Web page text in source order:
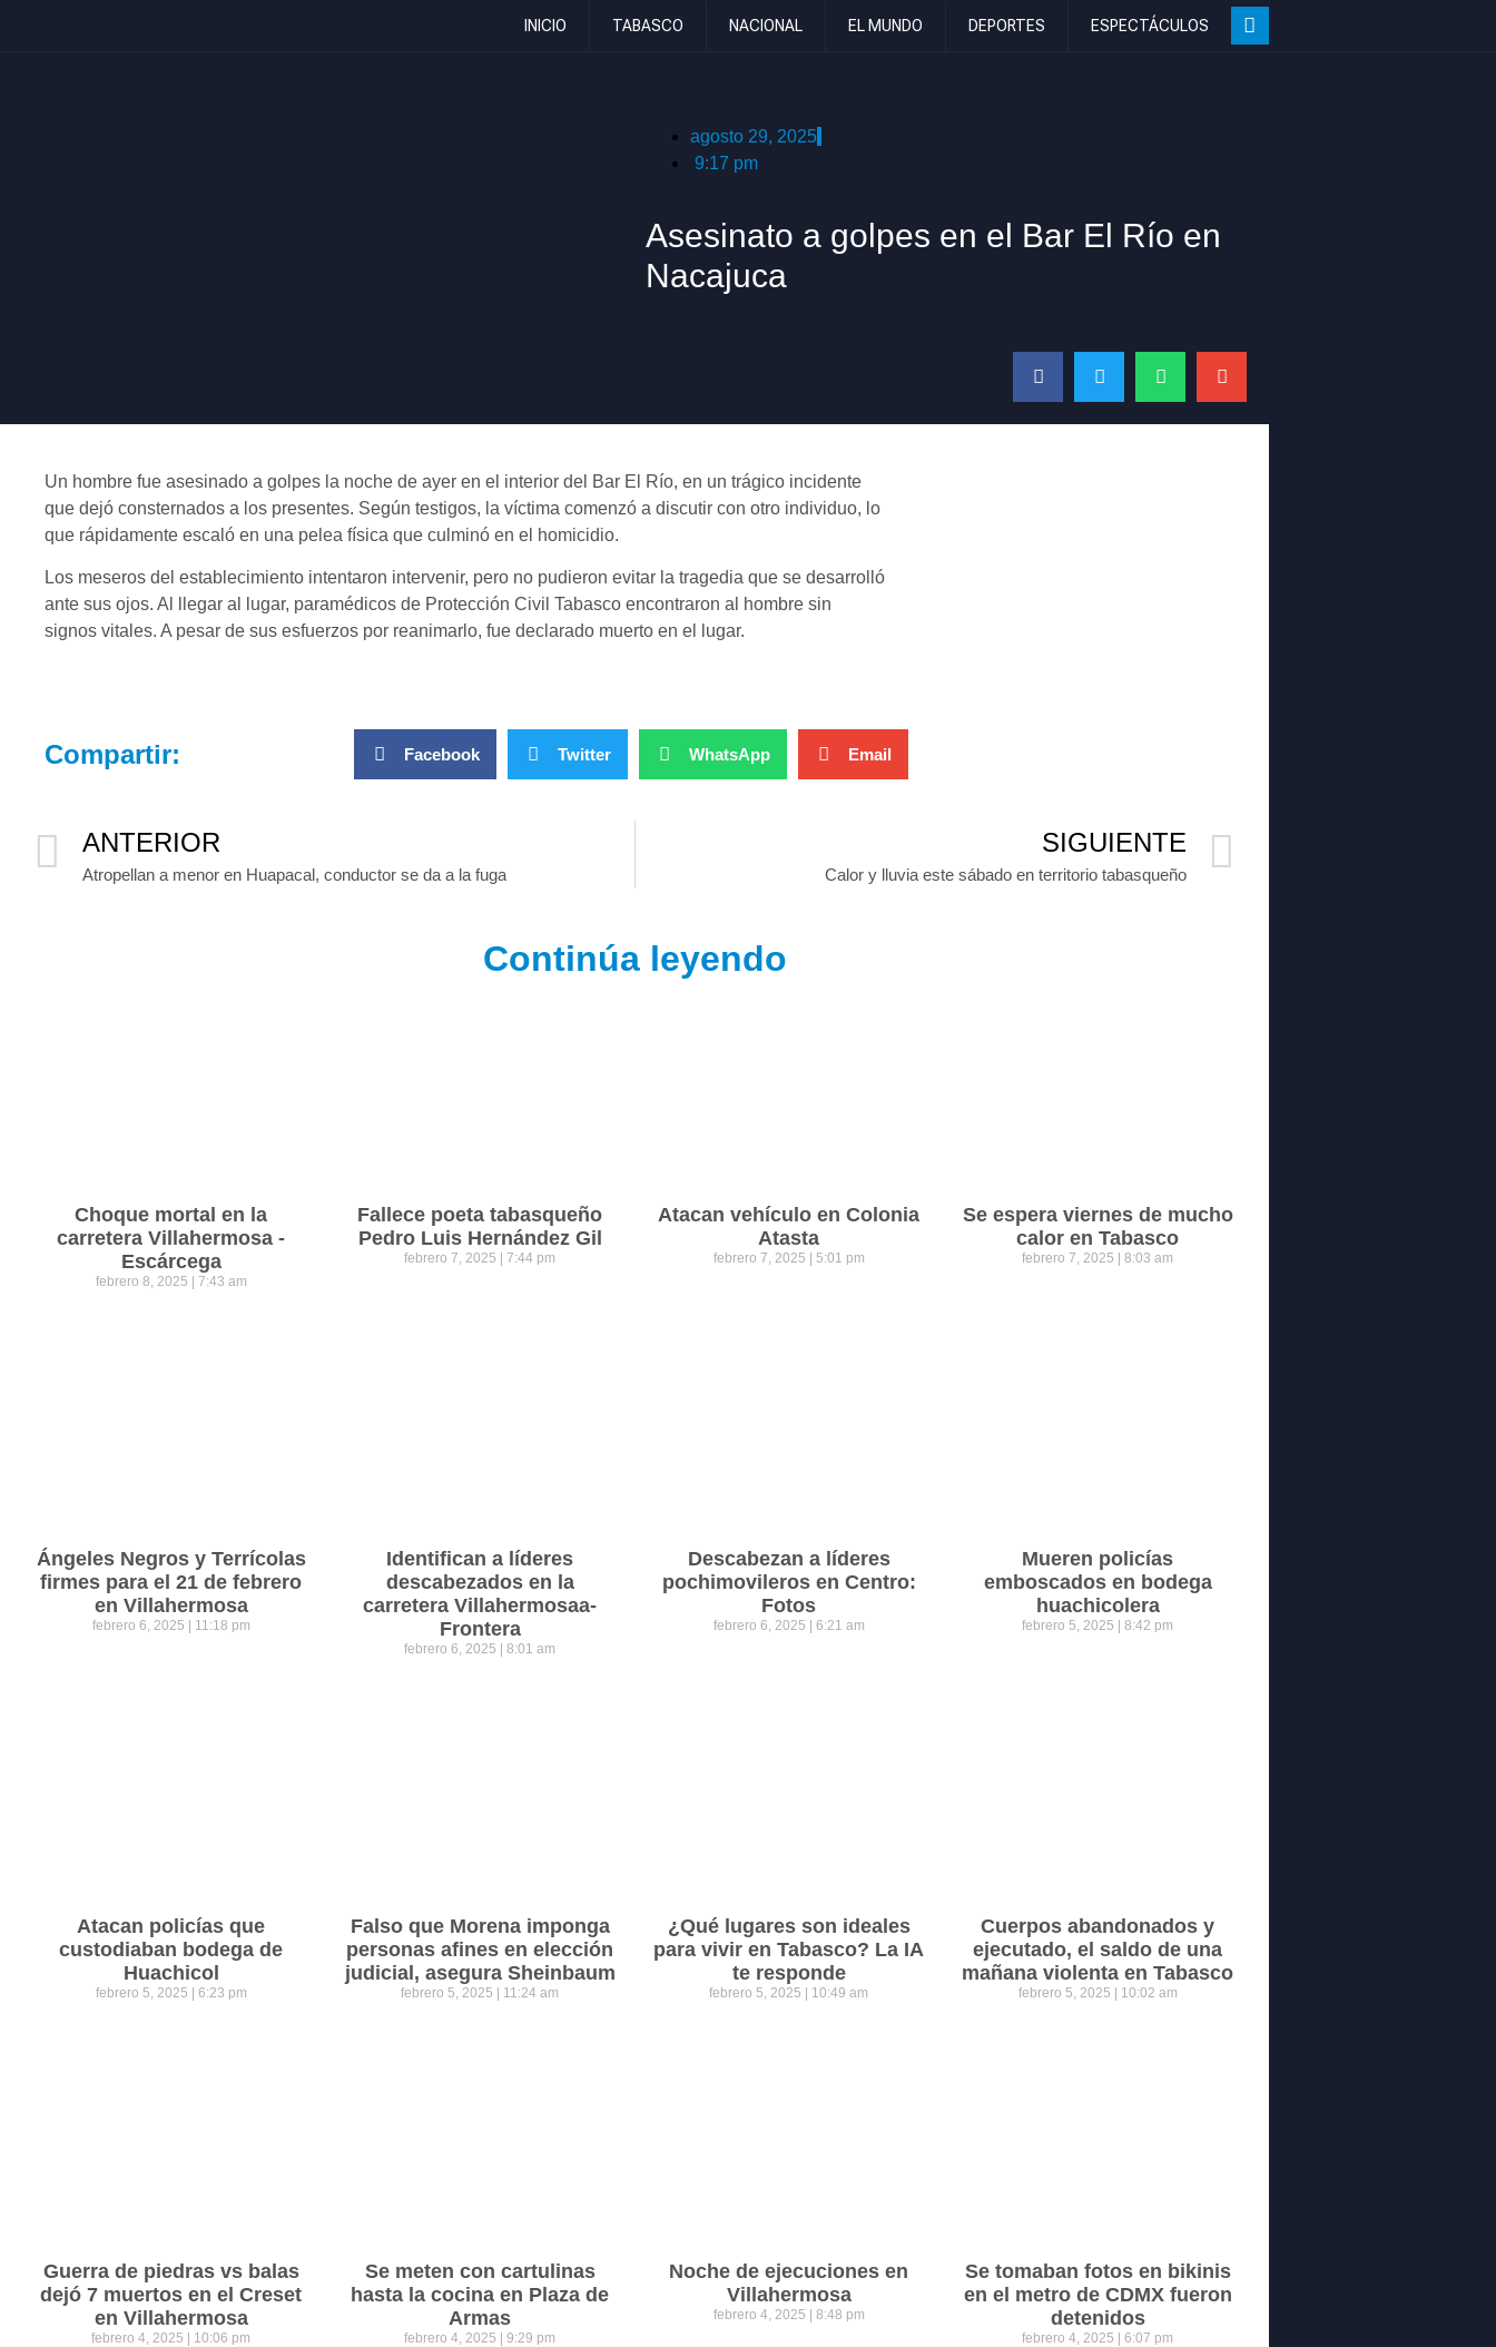
INICIO TABASCO NACIONAL EL MUNDO DEPORTES ESPECTÁCULOS
agosto 29, 2025
9:17 pm
Asesinato a golpes en el Bar El Río en
Nacajuca
Un hombre fue asesinado a golpes la noche de ayer en el interior del Bar El Río, en un trágico incidente
que dejó consternados a los presentes. Según testigos, la víctima comenzó a discutir con otro individuo, lo
que rápidamente escaló en una pelea física que culminó en el homicidio.
Los meseros del establecimiento intentaron intervenir, pero no pudieron evitar la tragedia que se desarrolló
ante sus ojos. Al llegar al lugar, paramédicos de Protección Civil Tabasco encontraron al hombre sin
signos vitales. A pesar de sus esfuerzos por reanimarlo, fue declarado muerto en el lugar.
Compartir: Facebook Twitter WhatsApp Email
ANTERIOR
Atropellan a menor en Huapacal, conductor se da a la fuga
SIGUIENTE
Calor y lluvia este sábado en territorio tabasqueño
Continúa leyendo
Choque mortal en la
carretera Villahermosa -
Escárcega
febrero 8, 2025 7:43 am
Fallece poeta tabasqueño
Pedro Luis Hernández Gil
febrero 7, 2025 7:44 pm
Atacan vehículo en Colonia
Atasta
febrero 7, 2025 5:01 pm
Se espera viernes de mucho
calor en Tabasco
febrero 7, 2025 8:03 am
Ángeles Negros y Terrícolas
firmes para el 21 de febrero
en Villahermosa
febrero 6, 2025 11:18 pm
Identifican a líderes
descabezados en la
carretera Villahermosaa-
Frontera
febrero 6, 2025 8:01 am
Descabezan a líderes
pochimovileros en Centro:
Fotos
febrero 6, 2025 6:21 am
Mueren policías
emboscados en bodega
huachicolera
febrero 5, 2025 8:42 pm
Atacan policías que
custodiaban bodega de
Huachicol
febrero 5, 2025 6:23 pm
Falso que Morena imponga
personas afines en elección
judicial, asegura Sheinbaum
febrero 5, 2025 11:24 am
¿Qué lugares son ideales
para vivir en Tabasco? La IA
te responde
febrero 5, 2025 10:49 am
Cuerpos abandonados y
ejecutado, el saldo de una
mañana violenta en Tabasco
febrero 5, 2025 10:02 am
Guerra de piedras vs balas
dejó 7 muertos en el Creset
en Villahermosa
febrero 4, 2025 10:06 pm
Se meten con cartulinas
hasta la cocina en Plaza de
Armas
febrero 4, 2025 9:29 pm
Noche de ejecuciones en
Villahermosa
febrero 4, 2025 8:48 pm
Se tomaban fotos en bikinis
en el metro de CDMX fueron
detenidos
febrero 4, 2025 6:07 pm